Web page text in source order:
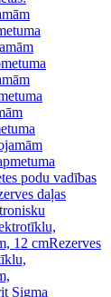
podu vadības
daļas
12 cmRezerves
Sigma